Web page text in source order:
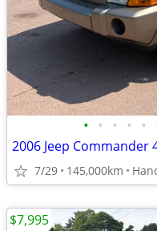
• • • • •
7/29 145,000km
$7,995